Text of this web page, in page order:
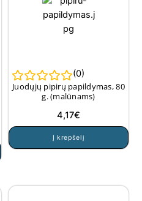
(0)
Juodųjų pipirų papildymas, 80
g. (malūnams)
4,17€
Į krepšelį